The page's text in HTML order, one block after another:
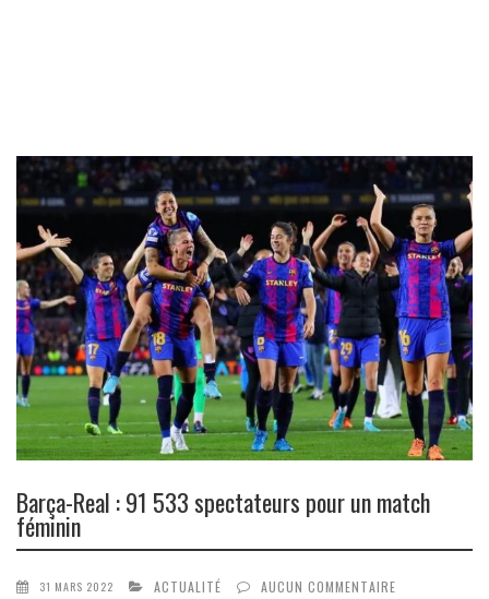
Barça-Real : 91 533 spectateurs pour un match
féminin
31 MARS 2022 ACTUALITÉ AUCUN COMMENTAIRE